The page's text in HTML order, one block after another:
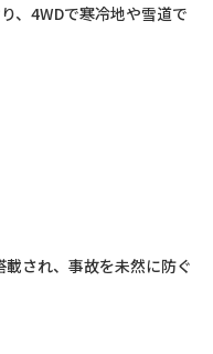
、4WDで寒冷地や雪道で
され、事故を未然に防ぐ